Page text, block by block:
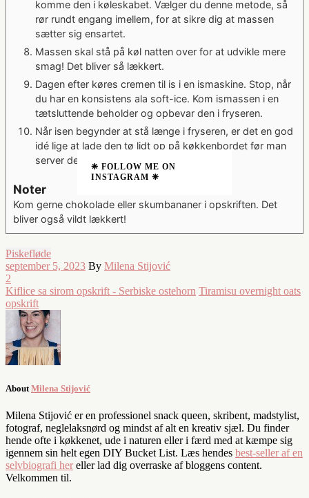
komme den i køleskabet. Vælger du denne metode, så
rør rundt engang imellem, for at sikre dig at massen
sætter sig ensartet.
Massen skal stå på køl natten over for at udvikle mere
smag! Det bliver så lækkert.
Dagen efter køres cremen til is i en ismaskine. Stop, når
du har en konsistens ala soft-ice. Kom ismassen i en
tætsluttende beholder og opbevar den i fryseren.
Når isen begynder at stå længe i fryseren, er det en god
idé lige at lade den tø lidt op på køkkenbordet før man
server den.
Noter
Kom gerne chokolade eller skumbananer i opskriften. Det
bliver også vildt lækkert!
Piskefløde
september 5, 2023 By Milena Stijović
2
Kiflice sa sirom opskrift - Serbiske ostehorn Tiramisu overnight oats
opskrift
About Milena Stijović
Milena Stijović er en professionel snack queen, skribent, madstylist,
fotograf, neglelaksnørd og mindst af alt en kreativ sjæl. Du finder
hende ofte i køkkenet, ude i naturen eller i færd med at kæmpe sig
igennem sin helt egen DIY Bucket List. Læs hendes best-seller af en
selvbiografi her eller lad dig overraske af bloggens content.
Velkommen til.
❈ FOLLOW ME ON
INSTAGRAM ❈